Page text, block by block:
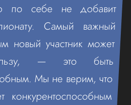
по себе не добавит
Самый важный
новый участник может
— это быть
Мы не верим, что
конкурентоспособным